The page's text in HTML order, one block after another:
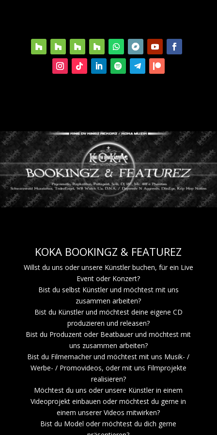
KOKA BOOKINGZ & FEATUREZ
Willst du uns oder unsere Künstler buchen, für ein Live
Event oder Konzert?
Bist du selbst Künstler und möchtest mit uns
zusammen arbeiten?
Bist du Künstler und möchtest deine eigene CD
produzieren und releasen?
Bist du Produzent oder Beatbauer und möchtest mit
uns zusammen arbeiten?
Bist du Filmemacher und möchtest mit uns Musik- /
Werbe- / Promovideos, oder mit uns Filmprojekte
realisieren?
Möchtest du uns oder unsere Künstler in einem
Videoprojekt einbauen oder möchtest du gerne in
einem unserer Videos mitwirken?
Bist du Model oder möchtest du dich gerne